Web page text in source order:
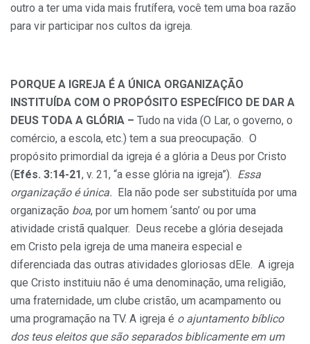
outro a ter uma vida mais frutífera, você tem uma boa razão
para vir participar nos cultos da igreja.
PORQUE A IGREJA É A ÚNICA ORGANIZAÇÃO
INSTITUÍDA COM O PROPÓSITO ESPECÍFICO DE DAR A
DEUS TODA A GLÓRIA – Tudo na vida (O Lar, o governo, o
comércio, a escola, etc.) tem a sua preocupação. O
propósito primordial da igreja é a glória a Deus por Cristo
(Efés. 3:14-21, v. 21, “a esse glória na igreja”). Essa
organização é única. Ela não pode ser substituída por uma
organização boa, por um homem ‘santo’ ou por uma
atividade cristã qualquer. Deus recebe a glória desejada
em Cristo pela igreja de uma maneira especial e
diferenciada das outras atividades gloriosas dEle. A igreja
que Cristo instituiu não é uma denominação, uma religião,
uma fraternidade, um clube cristão, um acampamento ou
uma programação na TV. A igreja é o ajuntamento bíblico
dos teus eleitos que são separados biblicamente em um